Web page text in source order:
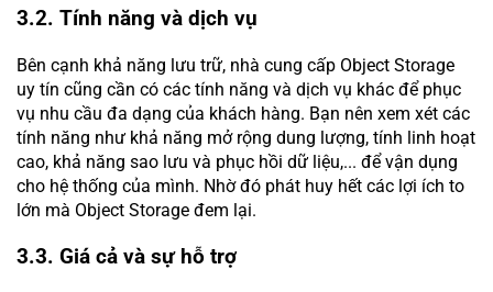
3.2. Tính năng và dịch vụ
Bên cạnh khả năng lưu trữ, nhà cung cấp Object Storage
uy tín cũng cần có các tính năng và dịch vụ khác để phục
vụ nhu cầu đa dạng của khách hàng. Bạn nên xem xét các
tính năng như khả năng mở rộng dung lượng, tính linh hoạt
cao, khả năng sao lưu và phục hồi dữ liệu,... để vận dụng
cho hệ thống của mình. Nhờ đó phát huy hết các lợi ích to
lớn mà Object Storage đem lại.
3.3. Giá cả và sự hỗ trợ